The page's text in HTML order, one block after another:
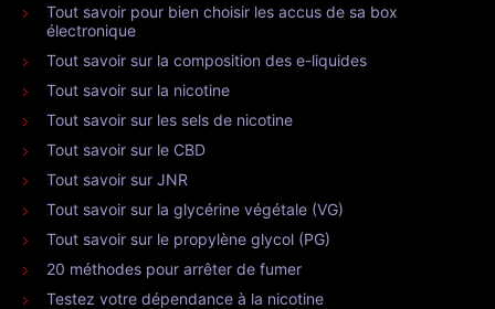
Tout savoir pour bien choisir les accus de sa box
électronique
Tout savoir sur la composition des e-liquides
Tout savoir sur la nicotine
Tout savoir sur les sels de nicotine
Tout savoir sur le CBD
Tout savoir sur JNR
Tout savoir sur la glycérine végétale (VG)
Tout savoir sur le propylène glycol (PG)
20 méthodes pour arrêter de fumer
Testez votre dépendance à la nicotine